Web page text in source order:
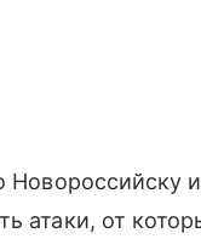
атаки, от